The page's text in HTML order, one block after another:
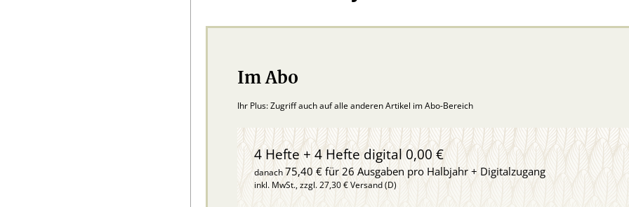
Im Abo
Ihr Plus: Zugriff auch auf alle anderen Artikel im Abo-Bereich
4 Hefte + 4 Hefte digital 0,00 €
danach75,40 € für 26 Ausgaben pro Halbjahr + Digitalzugang
inkl. MwSt., zzgl. 27,30 € Versand (D)